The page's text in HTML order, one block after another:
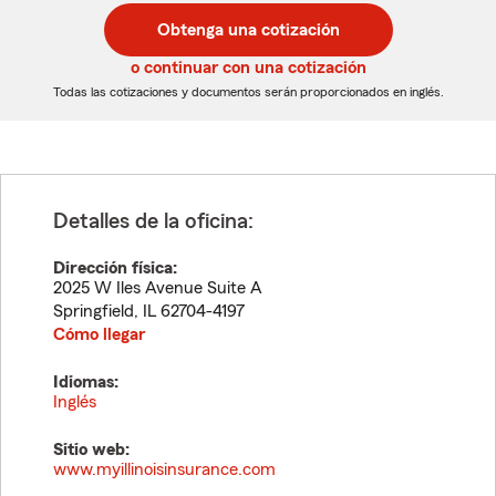
de
5
dígitos
de
5
dígitos
Obtenga una cotización
o continuar con una cotización
Todas las cotizaciones y documentos serán proporcionados en inglés.
Detalles de la oficina:
Dirección física:
2025 W Iles Avenue Suite A
Springfield, IL 62704-4197
Cómo llegar
Idiomas:
Inglés
Sitio web:
www.myillinoisinsurance.com